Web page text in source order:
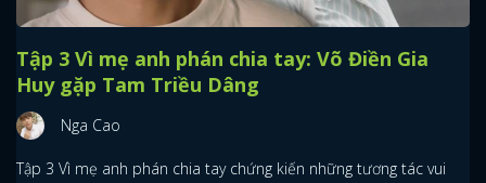
Tập 3 Vì mẹ anh phán chia tay: Võ Điền Gia
Huy gặp Tam Triều Dâng
Nga Cao
Tập 3 Vì mẹ anh phán chia tay chứng kiến những tương tác vui